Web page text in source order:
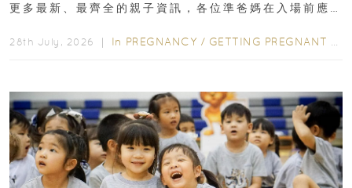
更多最新、最齊全的親子資訊，各位準爸媽在入場前應
28th July, 2026 ｜ In PREGNANCY / GETTING PREGNANT